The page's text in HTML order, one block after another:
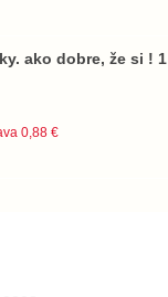
ako dobre, že si ! 1
0,88 €